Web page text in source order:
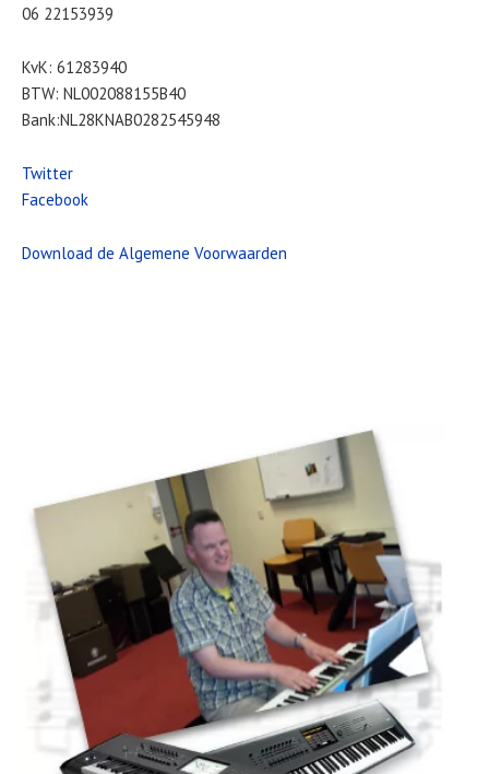
06 22153939
KvK: 61283940
BTW: NL002088155B40
Bank:NL28KNAB0282545948
Twitter
Facebook
Download de Algemene Voorwaarden